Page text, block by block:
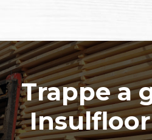
Trappe a
Insulfloor